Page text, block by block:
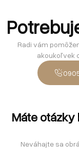
Radi vám
akoukoľvek
Máte otázky
Neváhajte sa